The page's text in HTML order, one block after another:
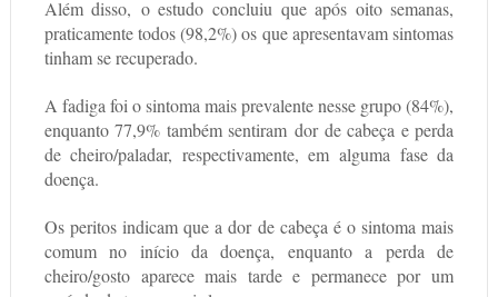
Além disso, o estudo concluiu que após oito semanas,
praticamente todos (98,2%) os que apresentavam sintomas
tinham se recuperado.
A fadiga foi o sintoma mais prevalente nesse grupo (84%),
enquanto 77,9% também sentiram dor de cabeça e perda
de cheiro/paladar, respectivamente, em alguma fase da
doença.
Os peritos indicam que a dor de cabeça é o sintoma mais
comum no início da doença, enquanto a perda de
cheiro/gosto aparece mais tarde e permanece por um